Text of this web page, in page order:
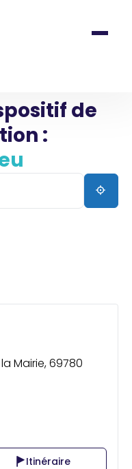
de
:
Mairie, 69780
Itinéraire